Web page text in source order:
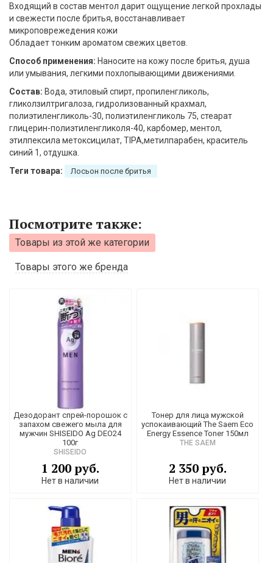
Входящий в состав ментол дарит ощущение легкой прохлады
и свежести после бритья, восстанавливает
микроповрежедения кожи
Обладает тонким ароматом свежих цветов.
Способ применения: Наносите на кожу после бритья, душа
или умывания, легкими похлопывающими движениями.
Состав: Вода, этиловый спирт, пропиленгликоль,
гликолзилтригалоза, гидролизованный крахмал,
полиэтиленгликоль-30, полиэтиленгликоль 75, стеарат
глицерин-полиэтиленгликоля-40, карбомер, ментол,
этилпексила метоксицилат, TIPA,метилпарабен, краситель
синий 1, отдушка.
Теги товара:
Лосьон после бритья
Посмотрите также:
Товары из этой же категории
Товары этого же бренда
Дезодорант спрей-порошок с
запахом свежего мыла для
мужчин SHISEIDO Ag DEO24
100г
SHISEIDO
1 200 руб.
Нет в наличии
Тонер для лица мужской
успокаивающий The Saem Eco
Energy Essence Toner 150мл
THE SAEM
2 350 руб.
Нет в наличии